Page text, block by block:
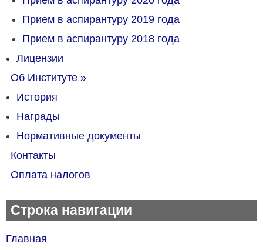
Прием в аспирантуру 2019 года
Прием в аспирантуру 2018 года
Лицензии
Об Институте »
История
Награды
Нормативные документы
Контакты
Оплата налогов
Строка навигации
Главная